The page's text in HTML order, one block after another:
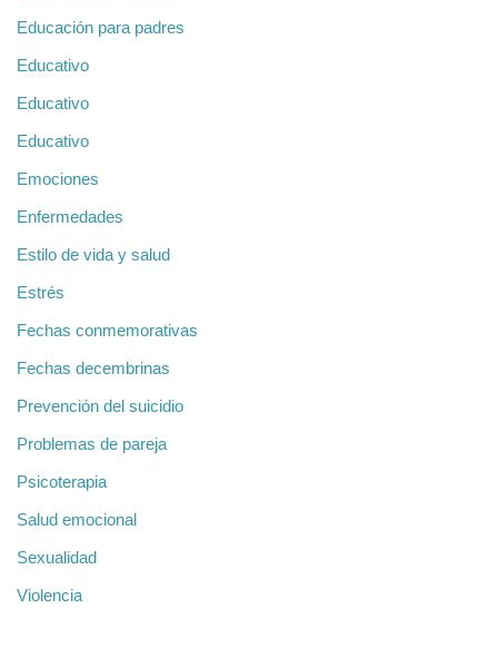
Educación para padres
Educativo
Educativo
Educativo
Emociones
Enfermedades
Estilo de vida y salud
Estrés
Fechas conmemorativas
Fechas decembrinas
Prevención del suicidio
Problemas de pareja
Psicoterapia
Salud emocional
Sexualidad
Violencia